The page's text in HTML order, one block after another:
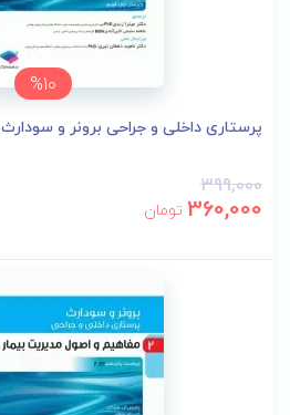
%10
پرستاری داخلی و جراحی برونر و سودارث 2022 جلد12 تو...
399,000
360,000 تومان